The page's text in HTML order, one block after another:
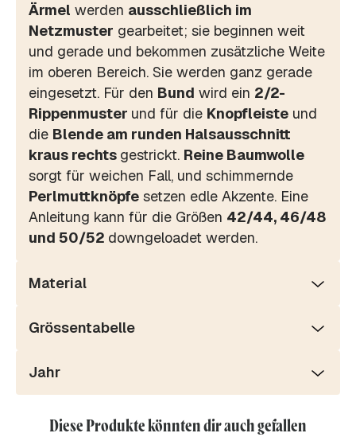
Ärmel werden ausschließlich im
Netzmuster gearbeitet; sie beginnen weit
und gerade und bekommen zusätzliche Weite
im oberen Bereich. Sie werden ganz gerade
eingesetzt. Für den Bund wird ein 2/2-
Rippenmuster und für die Knopfleiste und
die Blende am runden Halsausschnitt
kraus rechts gestrickt. Reine Baumwolle
sorgt für weichen Fall, und schimmernde
Perlmuttknöpfe setzen edle Akzente. Eine
Anleitung kann für die Größen 42/44, 46/48
und 50/52 downgeloadet werden.
Material
Grössentabelle
Jahr
Diese Produkte könnten dir auch gefallen